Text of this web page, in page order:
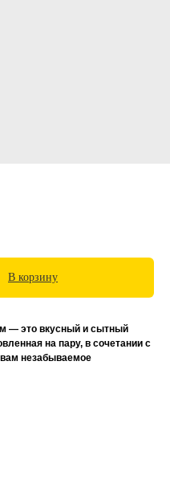
В корзину
— это вкусный и сытный
на пару, в сочетании с
незабываемое